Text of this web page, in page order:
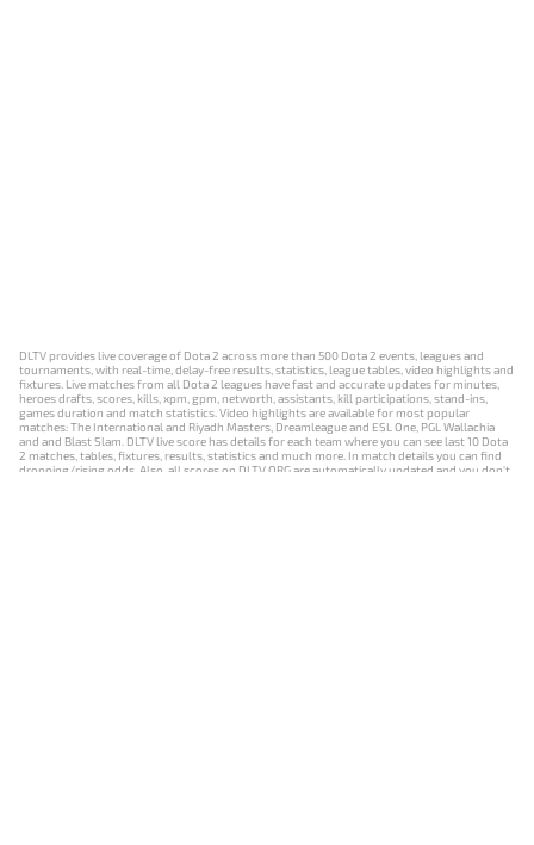
DLTV provides live coverage of Dota 2 across more than 500 Dota 2 events, leagues and
tournaments, with real-time, delay-free results, statistics, league tables, video highlights and
fixtures. Live matches from all Dota 2 leagues have fast and accurate updates for minutes,
heroes drafts, scores, kills, xpm, gpm, networth, assistants, kill participations, stand-ins,
games duration and match statistics. Video highlights are available for most popular
matches: The International and Riyadh Masters, Dreamleague and ESL One, PGL Wallachia
and and Blast Slam. DLTV live score has details for each team where you can see last 10 Dota
2 matches, tables, fixtures, results, statistics and much more. In match details you can find
dropping/rising odds. Also, all scores on DLTV.ORG are automatically updated and you don't